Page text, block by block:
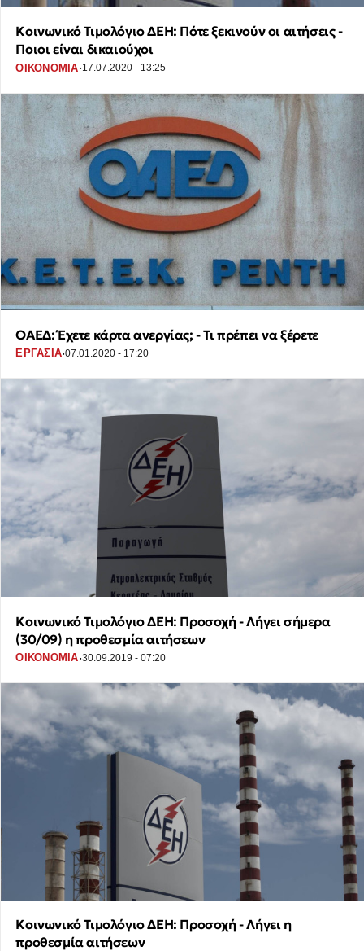
Κοινωνικό Τιμολόγιο ΔΕΗ: Πότε ξεκινούν οι αιτήσεις -
Ποιοι είναι δικαιούχοι
ΟΙΚΟΝΟΜΙΑ·17.07.2020 - 13:25
ΟΑΕΔ: Έχετε κάρτα ανεργίας; - Τι πρέπει να ξέρετε
ΕΡΓΑΣΙΑ·07.01.2020 - 17:20
Κοινωνικό Τιμολόγιο ΔΕΗ: Προσοχή - Λήγει σήμερα
(30/09) η προθεσμία αιτήσεων
ΟΙΚΟΝΟΜΙΑ·30.09.2019 - 07:20
Κοινωνικό Τιμολόγιο ΔΕΗ: Προσοχή - Λήγει η
προθεσμία αιτήσεων